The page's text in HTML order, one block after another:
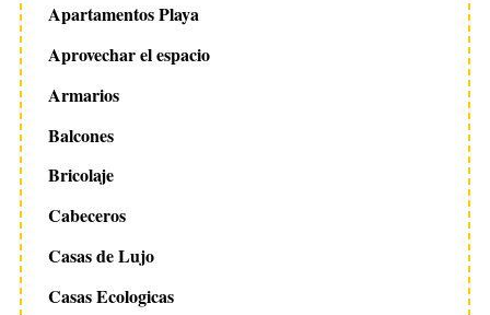
Apartamentos Playa
Aprovechar el espacio
Armarios
Balcones
Bricolaje
Cabeceros
Casas de Lujo
Casas Ecologicas